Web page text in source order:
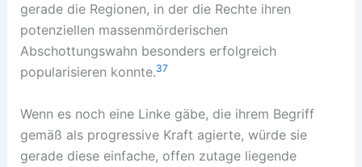
gerade die Regionen, in der die Rechte ihren
potenziellen massenmörderischen
Abschottungswahn besonders erfolgreich
popularisieren konnte.37
Wenn es noch eine Linke gäbe, die ihrem Begriff
gemäß als progressive Kraft agierte, würde sie
gerade diese einfache, offen zutage liegende